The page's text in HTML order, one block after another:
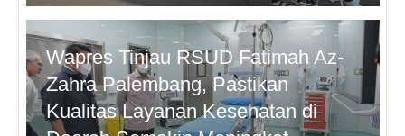
Wapres Tinjau RSUD Fatimah Az-
Zahra Palembang, Pastikan
Kualitas Layanan Kesehatan di